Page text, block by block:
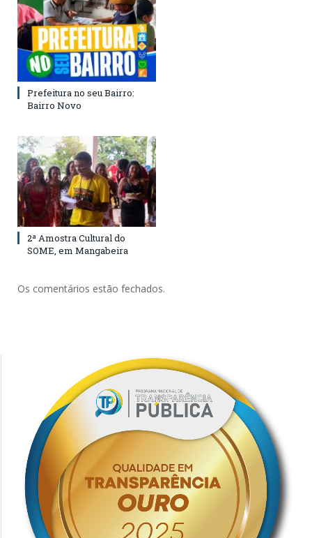
Prefeitura no seu Bairro:
Bairro Novo
2ª Amostra Cultural do
SOME, em Mangabeira
Os comentários estão fechados.